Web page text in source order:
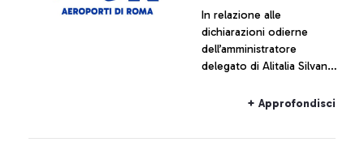
In relazione alle
dichiarazioni odierne
dell’amministratore
delegato di Alitalia Silvano
non intende commentare le
+ Approfondisci